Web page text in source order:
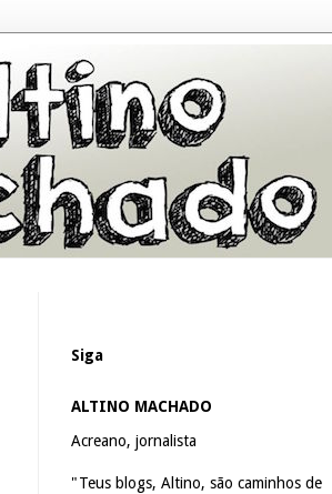
Siga
ALTINO MACHADO
Acreano, jornalista
"Teus blogs, Altino, são caminhos de